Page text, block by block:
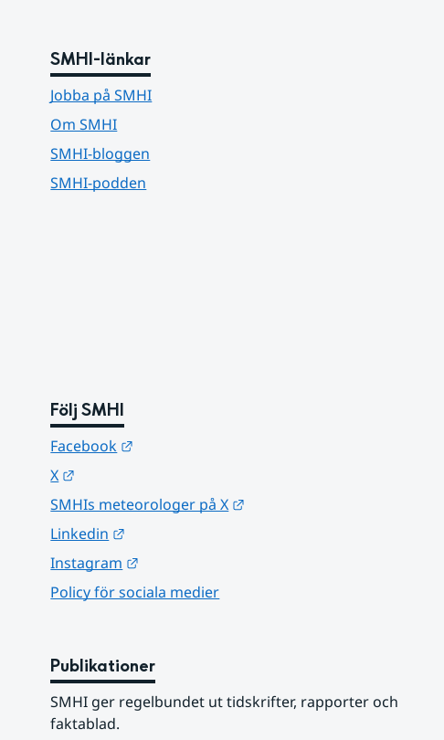
SMHI-länkar
Jobba på SMHI
Om SMHI
SMHI-bloggen
SMHI-podden
Följ SMHI
Facebook
X
SMHIs meteorologer på X
Linkedin
Instagram
Policy för sociala medier
Publikationer
SMHI ger regelbundet ut tidskrifter, rapporter och
faktablad.